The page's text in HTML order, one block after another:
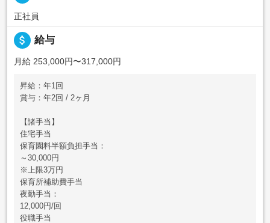
正社員
attach_money 給与
月給 253,000円〜317,000円
昇給：年1回
賞与：年2回 / 2ヶ月
【諸手当】
住宅手当
保育園料半額負担手当：
～30,000円
※上限3万円
保育所補助費手当
夜勤手当：
12,000円/回
役職手当